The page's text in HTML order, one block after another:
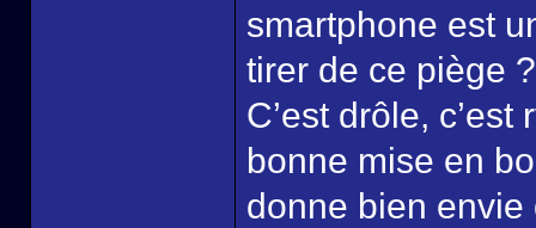
smartphone est
tirer de ce piège
C’est drôle, c’est
bonne mise en
donne bien